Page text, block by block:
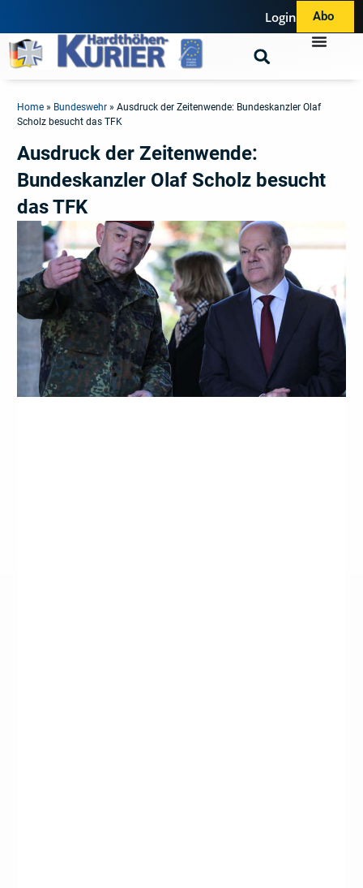
Login Abo
Home » Bundeswehr »Ausdruck der Zeitenwende: Bundeskanzler Olaf
Scholz besucht das TFK
Ausdruck der Zeitenwende:
Bundeskanzler Olaf Scholz besucht
das TFK